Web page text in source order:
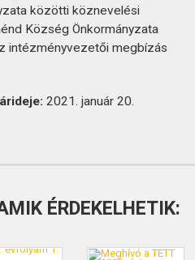
közötti köznevelési
Község Önkormányzata
intézményvezetői megbízás
2021. január 20.
ÉRDEKELHETIK: